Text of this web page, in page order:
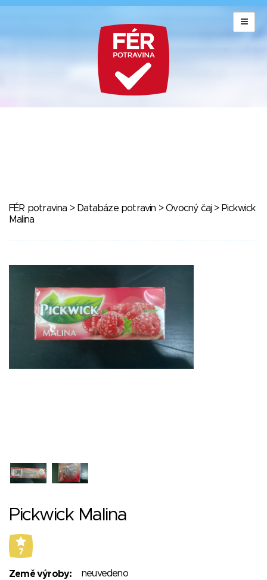
FÉR potravina > Databáze potravin >Ovocný čaj > Pickwick
Malina
Pickwick Malina
7
Země výroby:
neuvedeno